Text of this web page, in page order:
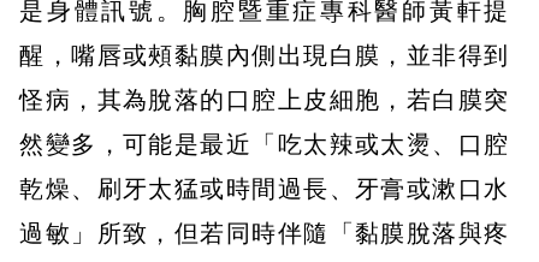
是身體訊號。胸腔暨重症專科醫師黃軒提
醒，嘴唇或頰黏膜內側出現白膜，並非得到
怪病，其為脫落的口腔上皮細胞，若白膜突
然變多，可能是最近「吃太辣或太燙、口腔
乾燥、刷牙太猛或時間過長、牙膏或漱口水
過敏」所致，但若同時伴隨「黏膜脫落與疼